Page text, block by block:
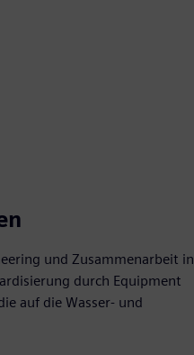
und Zusammenarbeit in
durch Equipment
auf die Wasser- und